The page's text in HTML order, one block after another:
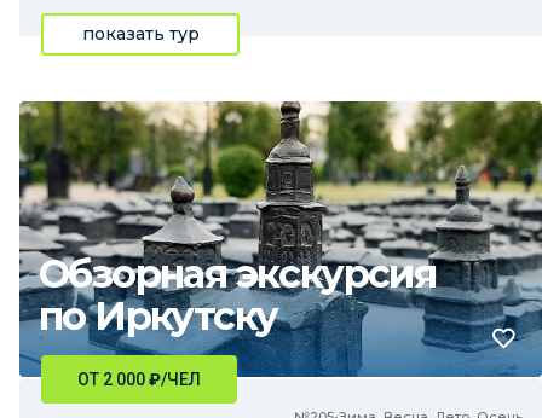
показать тур
Обзорная экскурсия
по Иркутску
ОТ 2 000₽/ЧЕЛ